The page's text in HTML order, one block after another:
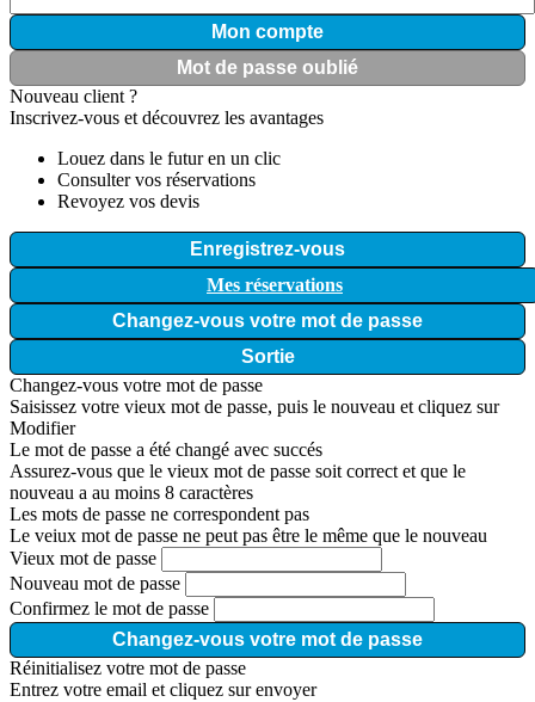
Mon compte
Mot de passe oublié
Nouveau client ?
Inscrivez-vous et découvrez les avantages
Louez dans le futur en un clic
Consulter vos réservations
Revoyez vos devis
Enregistrez-vous
Mes réservations
Changez-vous votre mot de passe
Sortie
Changez-vous votre mot de passe
Saisissez votre vieux mot de passe, puis le nouveau et cliquez sur
Modifier
Le mot de passe a été changé avec succés
Assurez-vous que le vieux mot de passe soit correct et que le
nouveau a au moins 8 caractères
Les mots de passe ne correspondent pas
Le veiux mot de passe ne peut pas être le même que le nouveau
Vieux mot de passe
Nouveau mot de passe
Confirmez le mot de passe
Changez-vous votre mot de passe
Réinitialisez votre mot de passe
Entrez votre email et cliquez sur envoyer